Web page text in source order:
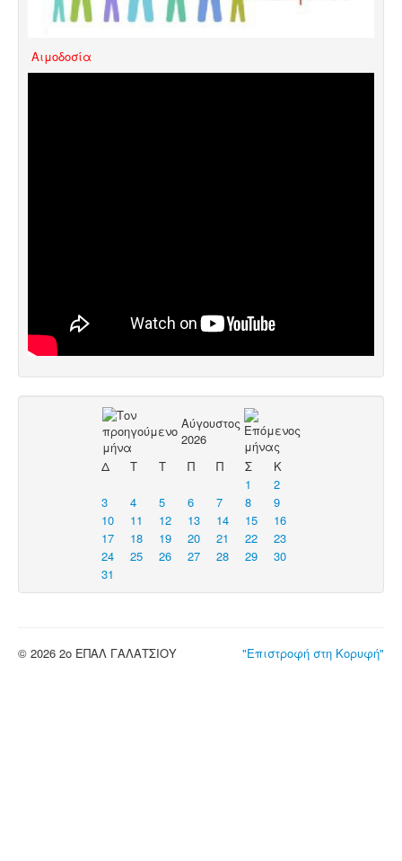
Aιμοδοσία
Αύγουστος
2026
Δ
Τ Τ Π Π Σ
Κ
1
2
3
4 5 6 7 8
9
10
11 12 13 14 15
16
17
18 19 20 21 22
23
24
25 26 27 28 29
30
31
"Επιστροφή στη Κορυφή"
© 2026 2ο ΕΠΑΛ ΓΑΛΑΤΣΙΟΥ